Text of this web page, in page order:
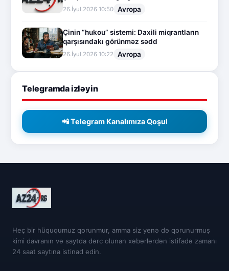
26.İyul.2026 10:50 Avropa
Çinin “hukou” sistemi: Daxili miqrantların
qarşısındakı görünməz sədd
26.İyul.2026 10:22 Avropa
Telegramda izləyin
📲 Telegram Kanalımıza Qoşul
Heç bir hüququmuz qorunmur, amma siz yenə də qorunurmuş
kimi davranın və saytda dərc olunan xəbərlərdən istifadə zamanı
24 saat saytına istinad edin.